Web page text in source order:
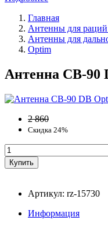
Главная
Антенны для
Антенны для
Optim
Антенна CB-90
2 860
Скидка 24%
Артикул: rz-15730
Информация